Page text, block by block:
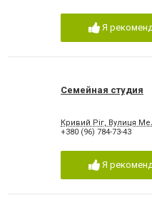
Я
Семейная студия
Кривий Ріг, Вулиця
+380 (96) 784-73-43
Я